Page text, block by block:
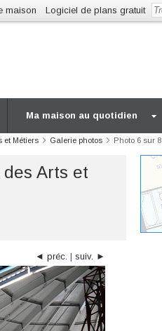
maison Logiciel de plans gratuit
Ma maison au quotidien
et Métiers Galerie photos Photo 6 sur 8
Arts et
◄ préc. | suiv. ►